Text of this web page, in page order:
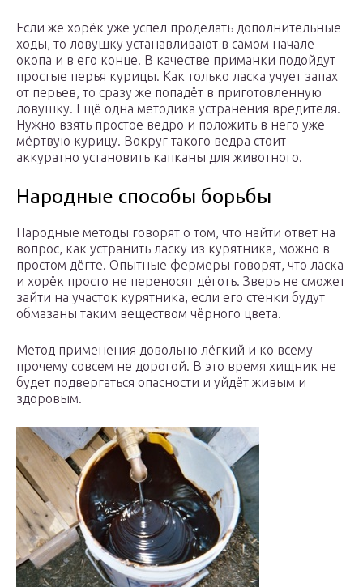
Если же хорёк уже успел проделать дополнительные
ходы, то ловушку устанавливают в самом начале
окопа и в его конце. В качестве приманки подойдут
простые перья курицы. Как только ласка учует запах
от перьев, то сразу же попадёт в приготовленную
ловушку. Ещё одна методика устранения вредителя.
Нужно взять простое ведро и положить в него уже
мёртвую курицу. Вокруг такого ведра стоит
аккуратно установить капканы для животного.
Народные способы борьбы
Народные методы говорят о том, что найти ответ на
вопрос, как устранить ласку из курятника, можно в
простом дёгте. Опытные фермеры говорят, что ласка
и хорёк просто не переносят дёготь. Зверь не сможет
зайти на участок курятника, если его стенки будут
обмазаны таким веществом чёрного цвета.
Метод применения довольно лёгкий и ко всему
прочему совсем не дорогой. В это время хищник не
будет подвергаться опасности и уйдёт живым и
здоровым.